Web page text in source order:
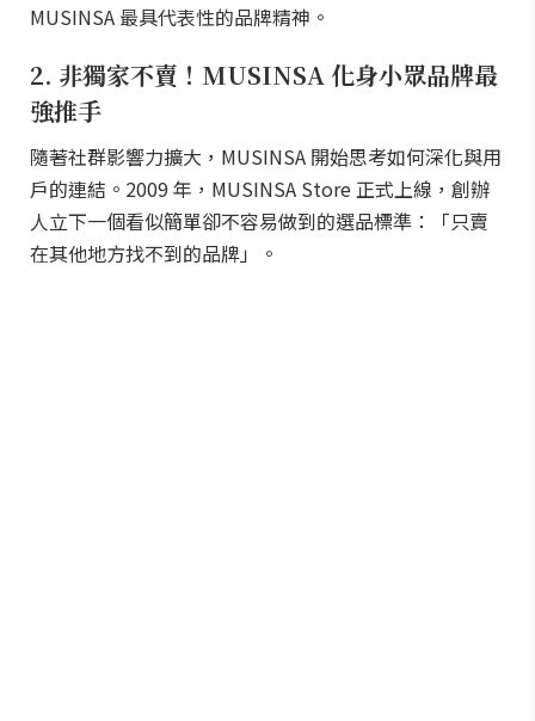
MUSINSA 最具代表性的品牌精神。
2. 非獨家不賣！MUSINSA 化身小眾品牌最
強推手
隨著社群影響力擴大，MUSINSA 開始思考如何深化與用
戶的連結。2009 年，MUSINSA Store 正式上線，創辦
人立下一個看似簡單卻不容易做到的選品標準：「只賣
在其他地方找不到的品牌」。